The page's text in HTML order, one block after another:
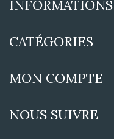
INFORMATIONS
CATÉGORIES
MON COMPTE
NOUS SUIVRE